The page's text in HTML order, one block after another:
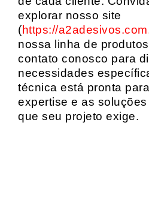
explorar nosso site
(https://
nossa linha de
contato conosco para
necessidades
técnica está pronta
expertise e as
que seu projeto exige.